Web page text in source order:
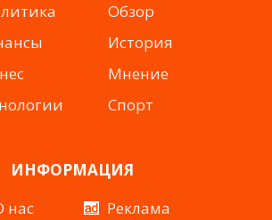
Обзор
История
Мнение
Спорт
ИНФОРМАЦИЯ
нас
Реклама